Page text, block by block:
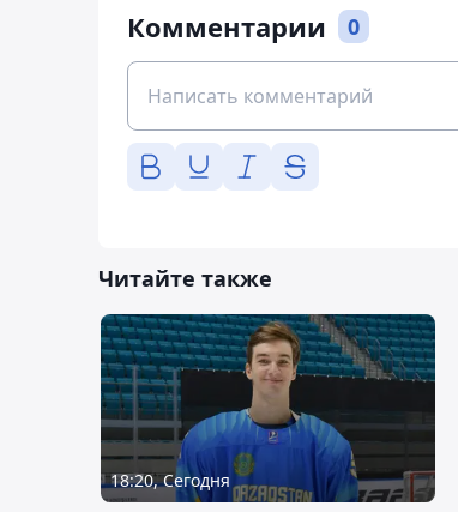
Комментарии 0
Читайте также
18:20, Сегодня